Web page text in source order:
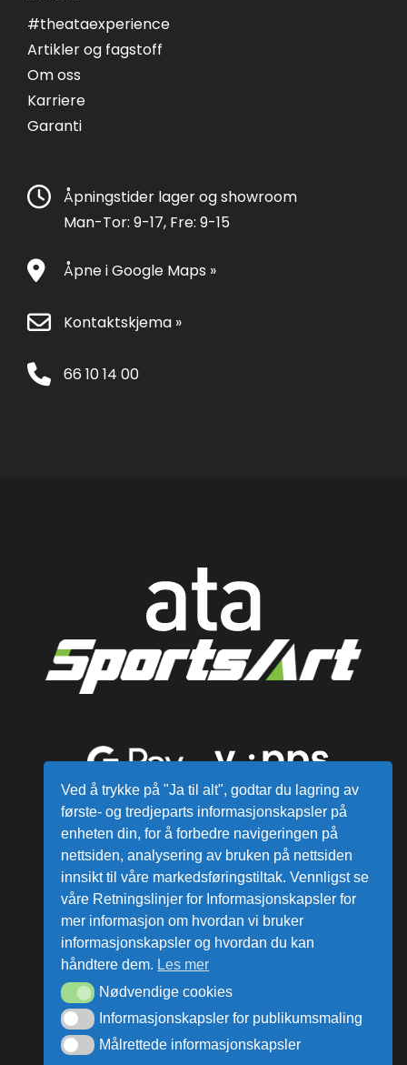
#theataexperience
Artikler og fagstoff
Om oss
Karriere
Garanti
Åpningstider lager og showroom
Man-Tor: 9-17, Fre: 9-15
Åpne i Google Maps »
Kontaktskjema »
66 10 14 00
Alle varer sendes fra vårt lager i
Norge
ata Group AS © Alle rettigheter reservert.
Ved å trykke på "Ja til alt", godtar du lagring av
første- og tredjeparts informasjonskapsler på
enheten din, for å forbedre navigeringen på
nettsiden, analysering av bruken på nettsiden
innsikt til våre markedsføringstiltak. Vennligst se
våre Retningslinjer for Informasjonskapsler for
mer informasjon om hvordan vi bruker
informasjonskapsler og hvordan du kan
håndtere dem. Les mer
Nødvendige cookies
Informasjonskapsler for publikumsmaling
Målrettede informasjonskapsler